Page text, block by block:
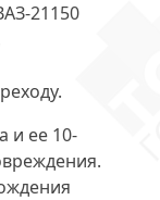
21150
и ее 10-